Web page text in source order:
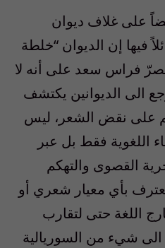
على غلاف ديوان
فيها إن الديوان “خلطة
فراس سعد على أنه لا
الى الديوانين يكتشف
على نقض الشعر، ليس
اللغوية فقط بل عبر
القصوى والتهكم
تعترف بأي معيار شعري أو
اللغة حتى لتقارب
الى شيء من السوريالية